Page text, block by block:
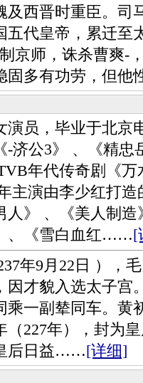
及西晋时重臣。司
五代皇帝，累迁至
京师，诛杀曹爽-
固多有功劳，但
员，毕业于北京
-济公3》 、《精
年代传奇剧《
主演由李少红打
人》 、《美人制
、《雪白血红……[
9月22日 ），毛
因才貌入选太子宫
一副辇同车。黄
227年），封为
后日益……[详细]